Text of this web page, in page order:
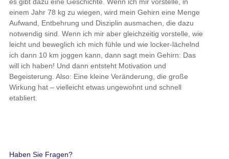
einem Jahr 78 kg zu wiegen, wird mein Gehirn eine Menge
Aufwand, Entbehrung und Disziplin ausmachen, die dazu
notwendig sind. Wenn ich mir aber gleichzeitig vorstelle, wie
leicht und beweglich ich mich fühle und wie locker-lächelnd
ich dann 10 km joggen kann, dann sagt mein Gehirn: Das
will ich haben! Und dann entsteht Motivation und
Begeisterung. Also: Eine kleine Veränderung, die große
Wirkung hat – vielleicht etwas ungewohnt und schnell
etabliert.
Haben Sie Fragen?